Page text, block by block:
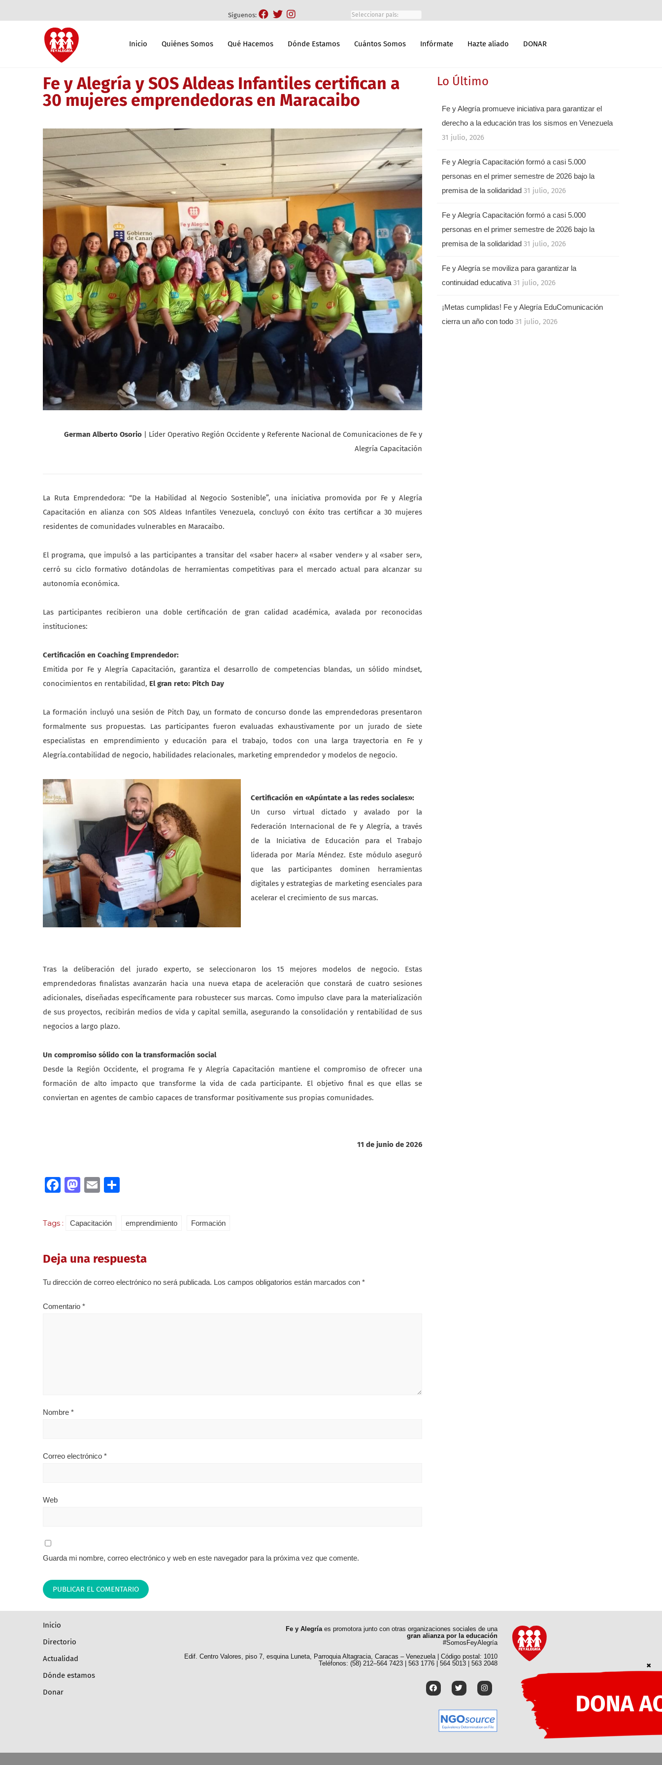
Síguenos:
Inicio Quiénes Somos Qué Hacemos Dónde Estamos Cuántos Somos Infórmate Hazte aliado DONAR
Fe y Alegría y SOS Aldeas Infantiles certifican a
30 mujeres emprendedoras en Maracaibo
German Alberto Osorio| Líder Operativo Región Occidente y Referente Nacional de Comunicaciones de Fe y
Alegría Capacitación
La Ruta Emprendedora: “De la Habilidad al Negocio Sostenible”, una iniciativa promovida por Fe y Alegría
Capacitación en alianza con SOS Aldeas Infantiles Venezuela, concluyó con éxito tras certificar a 30 mujeres
residentes de comunidades vulnerables en Maracaibo.
El programa, que impulsó a las participantes a transitar del «saber hacer» al «saber vender» y al «saber ser»,
cerró su ciclo formativo dotándolas de herramientas competitivas para el mercado actual para alcanzar su
autonomía económica.
Las participantes recibieron una doble certificación de gran calidad académica, avalada por reconocidas
instituciones:
Certificación en Coaching Emprendedor:
Emitida por Fe y Alegría Capacitación, garantiza el desarrollo de competencias blandas, un sólido mindset,
conocimientos en rentabilidad, El gran reto: Pitch Day
La formación incluyó una sesión de Pitch Day, un formato de concurso donde las emprendedoras presentaron
formalmente sus propuestas. Las participantes fueron evaluadas exhaustivamente por un jurado de siete
especialistas en emprendimiento y educación para el trabajo, todos con una larga trayectoria en Fe y
Alegría.contabilidad de negocio, habilidades relacionales, marketing emprendedor y modelos de negocio.
Certificación en «Apúntate a las redes sociales»:
Un curso virtual dictado y avalado por la
Federación Internacional de Fe y Alegría, a través
de la Iniciativa de Educación para el Trabajo
liderada por María Méndez. Este módulo aseguró
que las participantes dominen herramientas
digitales y estrategias de marketing esenciales para
acelerar el crecimiento de sus marcas.
Tras la deliberación del jurado experto, se seleccionaron los 15 mejores modelos de negocio. Estas
emprendedoras finalistas avanzarán hacia una nueva etapa de aceleración que constará de cuatro sesiones
adicionales, diseñadas específicamente para robustecer sus marcas. Como impulso clave para la materialización
de sus proyectos, recibirán medios de vida y capital semilla, asegurando la consolidación y rentabilidad de sus
negocios a largo plazo.
Un compromiso sólido con la transformación social
Desde la Región Occidente, el programa Fe y Alegría Capacitación mantiene el compromiso de ofrecer una
formación de alto impacto que transforme la vida de cada participante. El objetivo final es que ellas se
conviertan en agentes de cambio capaces de transformar positivamente sus propias comunidades.
11 de junio de 2026
FacebookMastodonEmail
Tags : Capacitación emprendimiento Formación
Deja una respuesta
Tu dirección de correo electrónico no será publicada. Los campos obligatorios están marcados con *
Comentario *
Nombre *
Correo electrónico *
Web
Guarda mi nombre, correo electrónico y web en este navegador para la próxima vez que comente.
Lo Último
Fe y Alegría promueve iniciativa para garantizar el
derecho a la educación tras los sismos en Venezuela
31 julio, 2026
Fe y Alegría Capacitación formó a casi 5.000
personas en el primer semestre de 2026 bajo la
premisa de la solidaridad 31 julio, 2026
Fe y Alegría Capacitación formó a casi 5.000
personas en el primer semestre de 2026 bajo la
premisa de la solidaridad 31 julio, 2026
Fe y Alegría se moviliza para garantizar la
continuidad educativa 31 julio, 2026
¡Metas cumplidas! Fe y Alegría EduComunicación
cierra un año con todo 31 julio, 2026
inicio
directorio
actualidad
dónde estamos
donar
Fe y Alegría es promotora junto con otras organizaciones sociales de una
gran alianza por la educación
#SomosFeyAlegría
Edif. Centro Valores, piso 7, esquina Luneta, Parroquia Altagracia, Caracas – Venezuela | Código postal: 1010
Teléfonos: (58) 212–564 7423 | 563 1776 | 564 5013 | 563 2048